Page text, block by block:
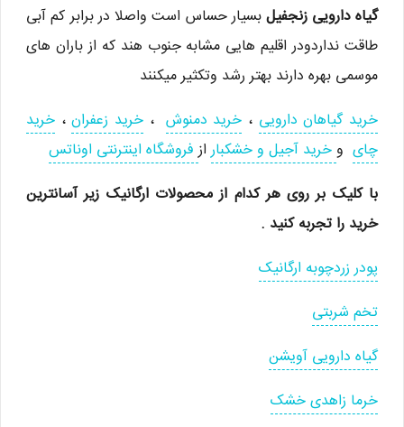
گیاه دارویی زنجفیلبسیار حساس است واصلا در برابر کم آبی
طاقت نداردودر اقلیم هایی مشابه جنوب هند که از باران های
موسمی بهره دارند بهتر رشد وتکثیر میکنند
خرید گیاهان دارویی ، خرید دمنوش ،خرید زعفران، خرید
چای وخرید آجیل و خشکبارازفروشگاه اینترنتی اوناتس
با کلیک بر روی هر کدام از محصولات ارگانیک زیر آسانترین
خرید را تجربه کنید .
پودر زردچوبه ارگانیک
تخم شربتی
گیاه دارویی آویشن
خرما زاهدی خشک